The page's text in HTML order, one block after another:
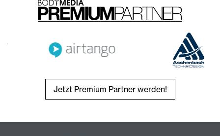
Jetzt Premium Partner werden!